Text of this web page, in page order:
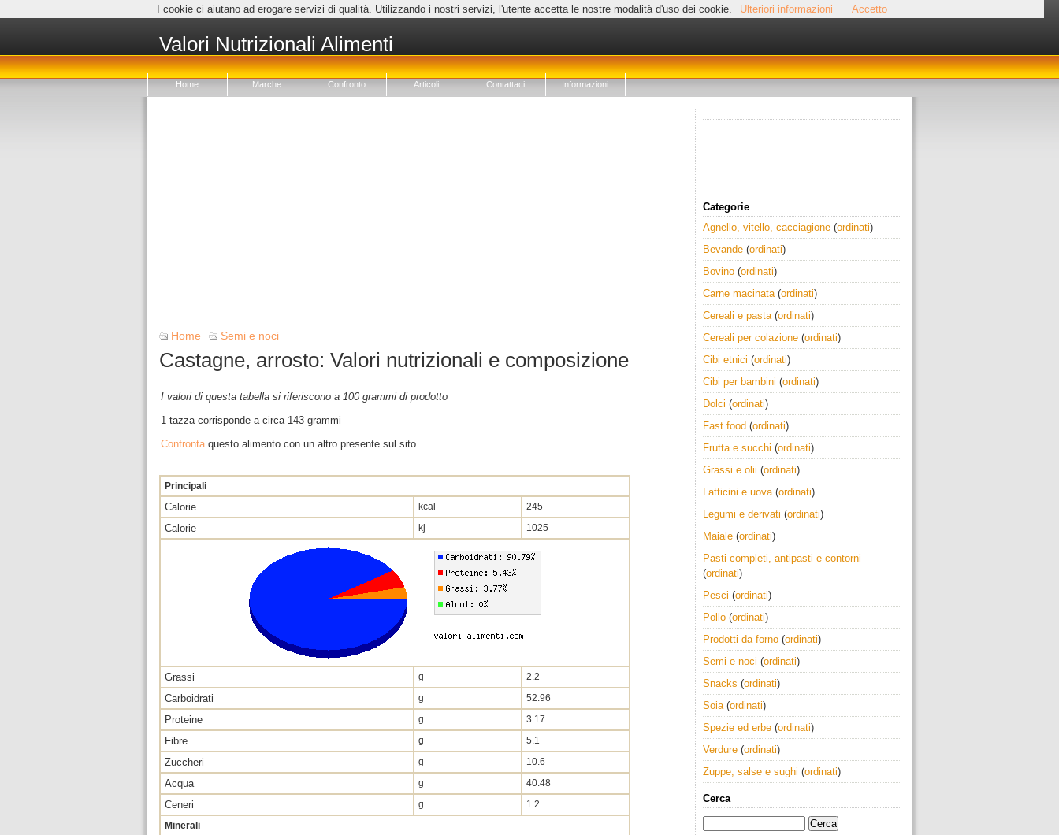
I cookie ci aiutano ad erogare servizi di qualità. Utilizzando i nostri servizi, l'utente accetta le nostre modalità d'uso dei cookie. Ulteriori informazioni Accetto
Valori Nutrizionali Alimenti
Home Marche Confronto Articoli Contattaci Informazioni
Home Semi e noci
Castagne, arrosto: Valori nutrizionali e composizione
I valori di questa tabella si riferiscono a 100 grammi di prodotto
1 tazza corrisponde a circa 143 grammi
Confrontaquesto alimento con un altro presente sul sito
Principali
Calorie kcal 245
Calorie kj 1025
Grassi g 2.2
Carboidrati g 52.96
Proteine g 3.17
Fibre g 5.1
Zuccheri g 10.6
Acqua g 40.48
Ceneri g
1.2
Minerali
Categorie
Agnello, vitello, cacciagione (ordinati)
Bevande (ordinati)
Bovino (ordinati)
Carne macinata(ordinati)
Cereali e pasta(ordinati)
Cereali per colazione (ordinati)
Cibi etnici (ordinati)
Cibi per bambini (ordinati)
Dolci (ordinati)
Fast food (ordinati)
Frutta e succhi (ordinati)
Grassi e olii (ordinati)
Latticini e uova(ordinati)
Legumi e derivati (ordinati)
Maiale (ordinati)
Pasti completi, antipasti e contorni
(ordinati)
Pesci (ordinati)
Pollo (ordinati)
Prodotti da forno (ordinati)
Semi e noci (ordinati)
Snacks (ordinati)
Soia(ordinati)
Spezie ed erbe (ordinati)
Verdure (ordinati)
Zuppe, salse e sughi (ordinati)
Cerca